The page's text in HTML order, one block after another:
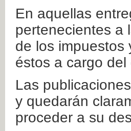
En aquellas
pertenecientes a
de los impuestos
éstos a cargo
Las
y quedarán
proceder a su